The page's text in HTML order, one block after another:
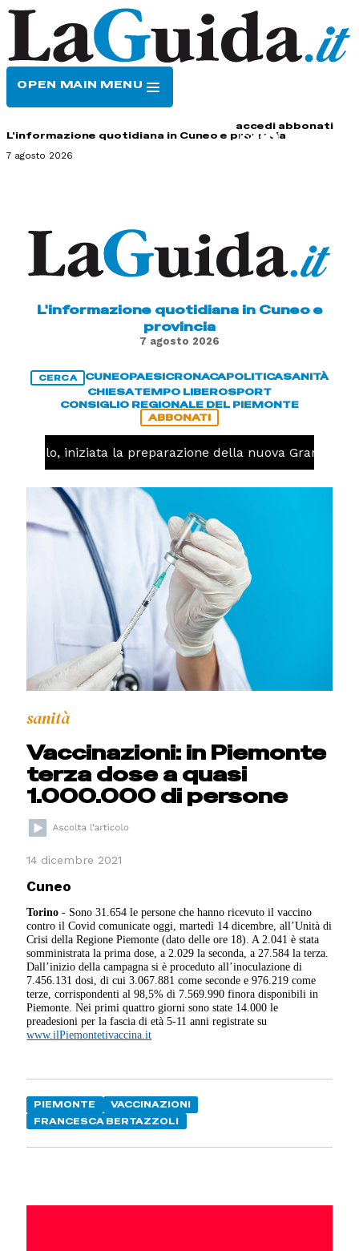
OPEN MAIN MENU
accedi abbonati
L'informazione quotidiana in Cuneo e provincia
7 agosto 2026
L'informazione quotidiana in Cuneo e
provincia
7 agosto 2026
CERCA CUNEOPAESICRONACAPOLITICASANITÀ
CHIESATEMPO LIBEROSPORT
CONSIGLIO REGIONALE DEL PIEMONTE
ABBONATI
iniziata la preparazione della nuova Granda
sanità
Vaccinazioni: in Piemonte
terza dose a quasi
1.000.000 di persone
14 dicembre 2021
Cuneo
Torino - Sono 31.654 le persone che hanno ricevuto il vaccino
contro il Covid comunicate oggi, martedì 14 dicembre, all’Unità di
Crisi della Regione Piemonte (dato delle ore 18). A 2.041 è stata
somministrata la prima dose, a 2.029 la seconda, a 27.584 la terza.
Dall’inizio della campagna si è proceduto all’inoculazione di
7.456.131 dosi, di cui 3.067.881 come seconde e 976.219 come
terze, corrispondenti al 98,5% di 7.569.990 finora disponibili in
Piemonte. Nei primi quattro giorni sono state 14.000 le
preadesioni per la fascia di età 5-11 anni registrate su
www.ilPiemontetivaccina.it
PIEMONTE
VACCINAZIONI
FRANCESCA BERTAZZOLI